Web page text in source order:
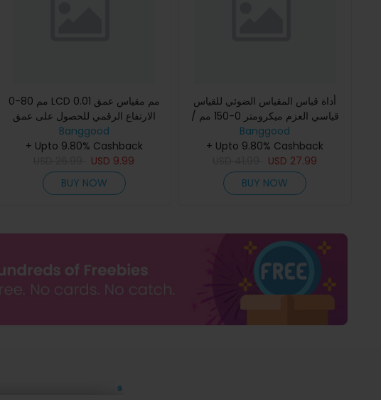
0-80 مم LCD 0.01 مم مقياس عمق
الارتفاع الرقمي للحصول على عمق
أداة العمل في الخشب قياس عمق
جهاز المقياس الجوي للخشب المسط
Banggood
+ Upto 9.80% Cashback
USD 9.99
BUY NOW
أداة قياس المقياس الضوئي للقياس
قياسي العزم ميكرومتر 0-150 مم /
0.02 مم الفولاذ المقاوم للصدأ عالي
الدقة
Banggood
+ Upto 9.80% Cashback
USD 27.99
BUY NOW